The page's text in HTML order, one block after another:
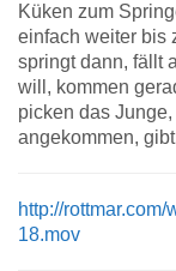
Küken zum
einfach weiter bis
springt dann, fällt
will, kommen
picken das
angekommen,
http://
18.mov